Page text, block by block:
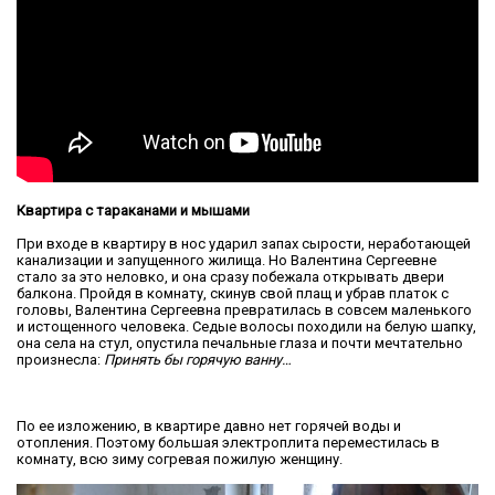
Квартира с тараканами и мышами
При входе в квартиру в нос ударил запах сырости, неработающей
канализации и запущенного жилища. Но Валентина Сергеевне
стало за это неловко, и она сразу побежала открывать двери
балкона. Пройдя в комнату, скинув свой плащ и убрав платок с
головы, Валентина Сергеевна превратилась в совсем маленького
и истощенного человека. Седые волосы походили на белую шапку,
она села на стул, опустила печальные глаза и почти мечтательно
произнесла: Принять бы горячую ванну…
По ее изложению, в квартире давно нет горячей воды и
отопления. Поэтому большая электроплита переместилась в
комнату, всю зиму согревая пожилую женщину.